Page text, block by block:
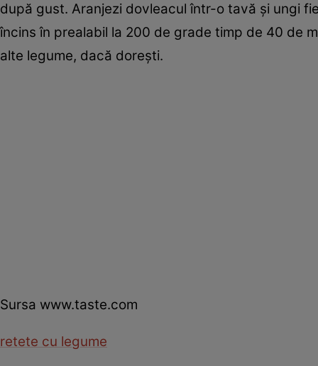
după gust. Aranjezi dovleacul într-o tavă şi ungi
încins în prealabil la 200 de grade timp de 40 de
alte legume, dacă doreşti.
Sursa www.taste.com
retete cu legume